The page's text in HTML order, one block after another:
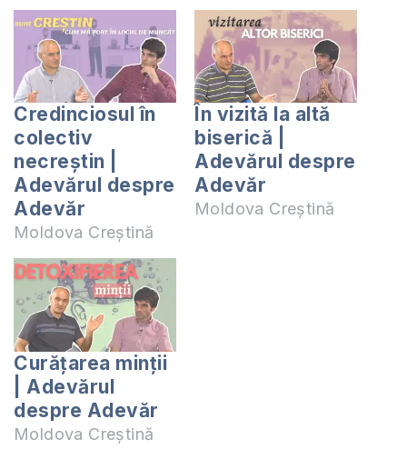
Credinciosul în
colectiv
necreștin |
Adevărul despre
Adevăr
Moldova Creștină
În vizită la altă
biserică |
Adevărul despre
Adevăr
Moldova Creștină
Curățarea minții
| Adevărul
despre Adevăr
Moldova Creștină